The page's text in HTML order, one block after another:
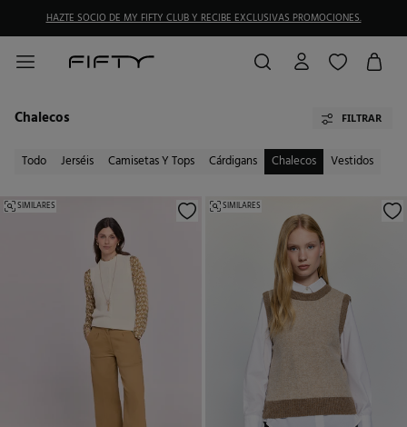
HAZTE SOCIO DE MY FIFTY CLUB Y RECIBE EXCLUSIVAS PROMOCIONES.
Chalecos FILTRAR
Todo Jerséis Camisetas Y Tops Cárdigans Chalecos Vestidos
SIMILARES SIMILARES